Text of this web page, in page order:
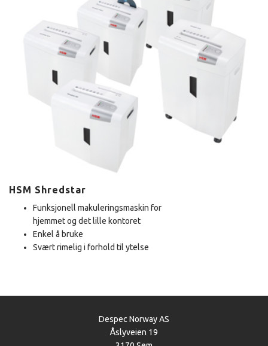
HSM Shredstar
Funksjonell makuleringsmaskin for
hjemmet og det lille kontoret
Enkel å bruke
Svært rimelig i forhold til ytelse
Despec Norway AS
Åslyveien 19